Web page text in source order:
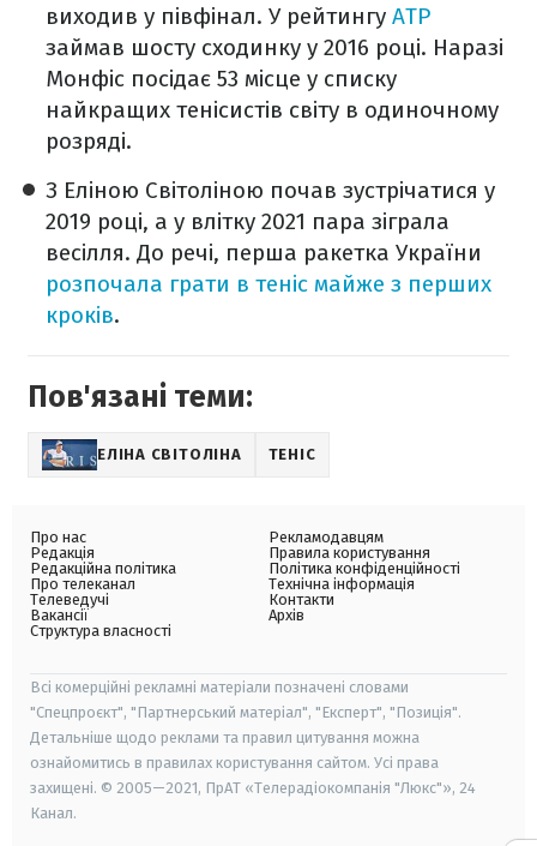
виходив у півфінал. У рейтингу ATP
займав шосту сходинку у 2016 році. Наразі
Монфіс посідає 53 місце у списку
найкращих тенісистів світу в одиночному
розряді.
З Еліною Світоліною почав зустрічатися у
2019 році, а у влітку 2021 пара зіграла
весілля. До речі, перша ракетка України
розпочала грати в теніс майже з перших
кроків.
Пов'язані теми:
ЕЛІНА СВІТОЛІНА ТЕНІС
Про нас
Редакція
Редакційна політика
Про телеканал
Телеведучі
Вакансії
Структура власності
Рекламодавцям
Правила користування
Політика конфіденційності
Технічна інформація
Контакти
Архів
Всі комерційні рекламні матеріали позначені словами
"Спецпроєкт", "Партнерський матеріал", "Експерт", "Позиція".
Детальніше щодо реклами та правил цитування можна
ознайомитись в правилах користування сайтом. Усі права
захищені. © 2005—2021, ПрАТ «Телерадіокомпанія "Люкс"», 24
Канал.